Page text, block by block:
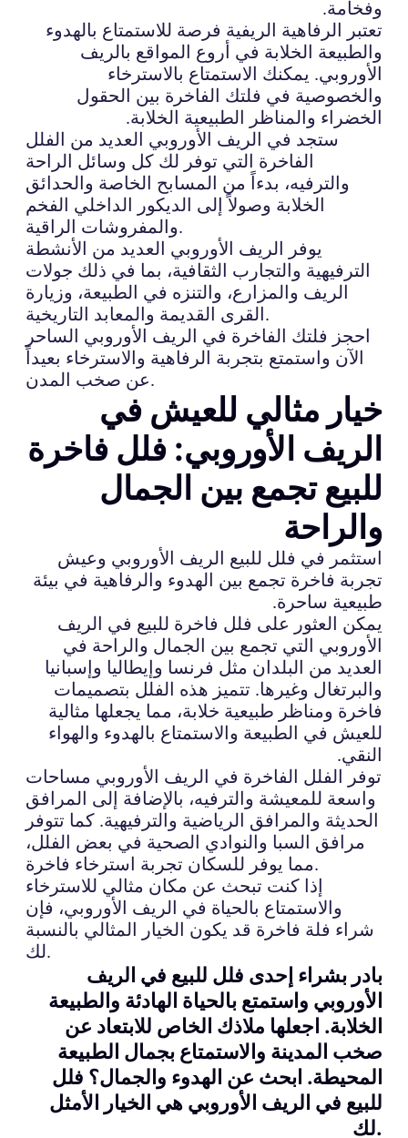
وفخامة.
تعتبر الرفاهية الريفية فرصة للاستمتاع بالهدوء
والطبيعة الخلابة في أروع المواقع بالريف
الأوروبي. يمكنك الاستمتاع بالاسترخاء
والخصوصية في فلتك الفاخرة بين الحقول
الخضراء والمناظر الطبيعية الخلابة.
ستجد في الريف الأوروبي العديد من الفلل
الفاخرة التي توفر لك كل وسائل الراحة
والترفيه، بدءاً من المسابح الخاصة والحدائق
الخلابة وصولاً إلى الديكور الداخلي الفخم
والمفروشات الراقية.
يوفر الريف الأوروبي العديد من الأنشطة
الترفيهية والتجارب الثقافية، بما في ذلك جولات
الريف والمزارع، والتنزه في الطبيعة، وزيارة
القرى القديمة والمعابد التاريخية.
احجز فلتك الفاخرة في الريف الأوروبي الساحر
الآن واستمتع بتجربة الرفاهية والاسترخاء بعيداً
عن صخب المدن.
خيار مثالي للعيش في
الريف الأوروبي: فلل فاخرة
للبيع تجمع بين الجمال
والراحة
استثمر في فلل للبيع الريف الأوروبي وعيش
تجربة فاخرة تجمع بين الهدوء والرفاهية في بيئة
طبيعية ساحرة.
يمكن العثور على فلل فاخرة للبيع في الريف
الأوروبي التي تجمع بين الجمال والراحة في
العديد من البلدان مثل فرنسا وإيطاليا وإسبانيا
والبرتغال وغيرها. تتميز هذه الفلل بتصميمات
فاخرة ومناظر طبيعية خلابة، مما يجعلها مثالية
للعيش في الطبيعة والاستمتاع بالهدوء والهواء
النقي.
توفر الفلل الفاخرة في الريف الأوروبي مساحات
واسعة للمعيشة والترفيه، بالإضافة إلى المرافق
الحديثة والمرافق الرياضية والترفيهية. كما تتوفر
مرافق السبا والنوادي الصحية في بعض الفلل،
مما يوفر للسكان تجربة استرخاء فاخرة.
إذا كنت تبحث عن مكان مثالي للاسترخاء
والاستمتاع بالحياة في الريف الأوروبي، فإن
شراء فلة فاخرة قد يكون الخيار المثالي بالنسبة
لك.
بادر بشراء إحدى فلل للبيع في الريف
الأوروبي واستمتع بالحياة الهادئة والطبيعة
الخلابة. اجعلها ملاذك الخاص للابتعاد عن
صخب المدينة والاستمتاع بجمال الطبيعة
المحيطة. ابحث عن الهدوء والجمال؟ فلل
للبيع في الريف الأوروبي هي الخيار الأمثل
لك.